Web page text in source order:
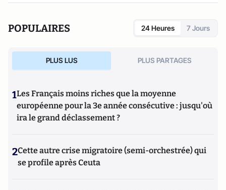
POPULAIRES 24 Heures 7 Jours
PLUS LUS PLUS PARTAGES
1Les Français moins riches que la moyenne
européenne pour la 3e année consécutive : jusqu'où
ira le grand déclassement ?
2Cette autre crise migratoire (semi-orchestrée) qui
se profile après Ceuta